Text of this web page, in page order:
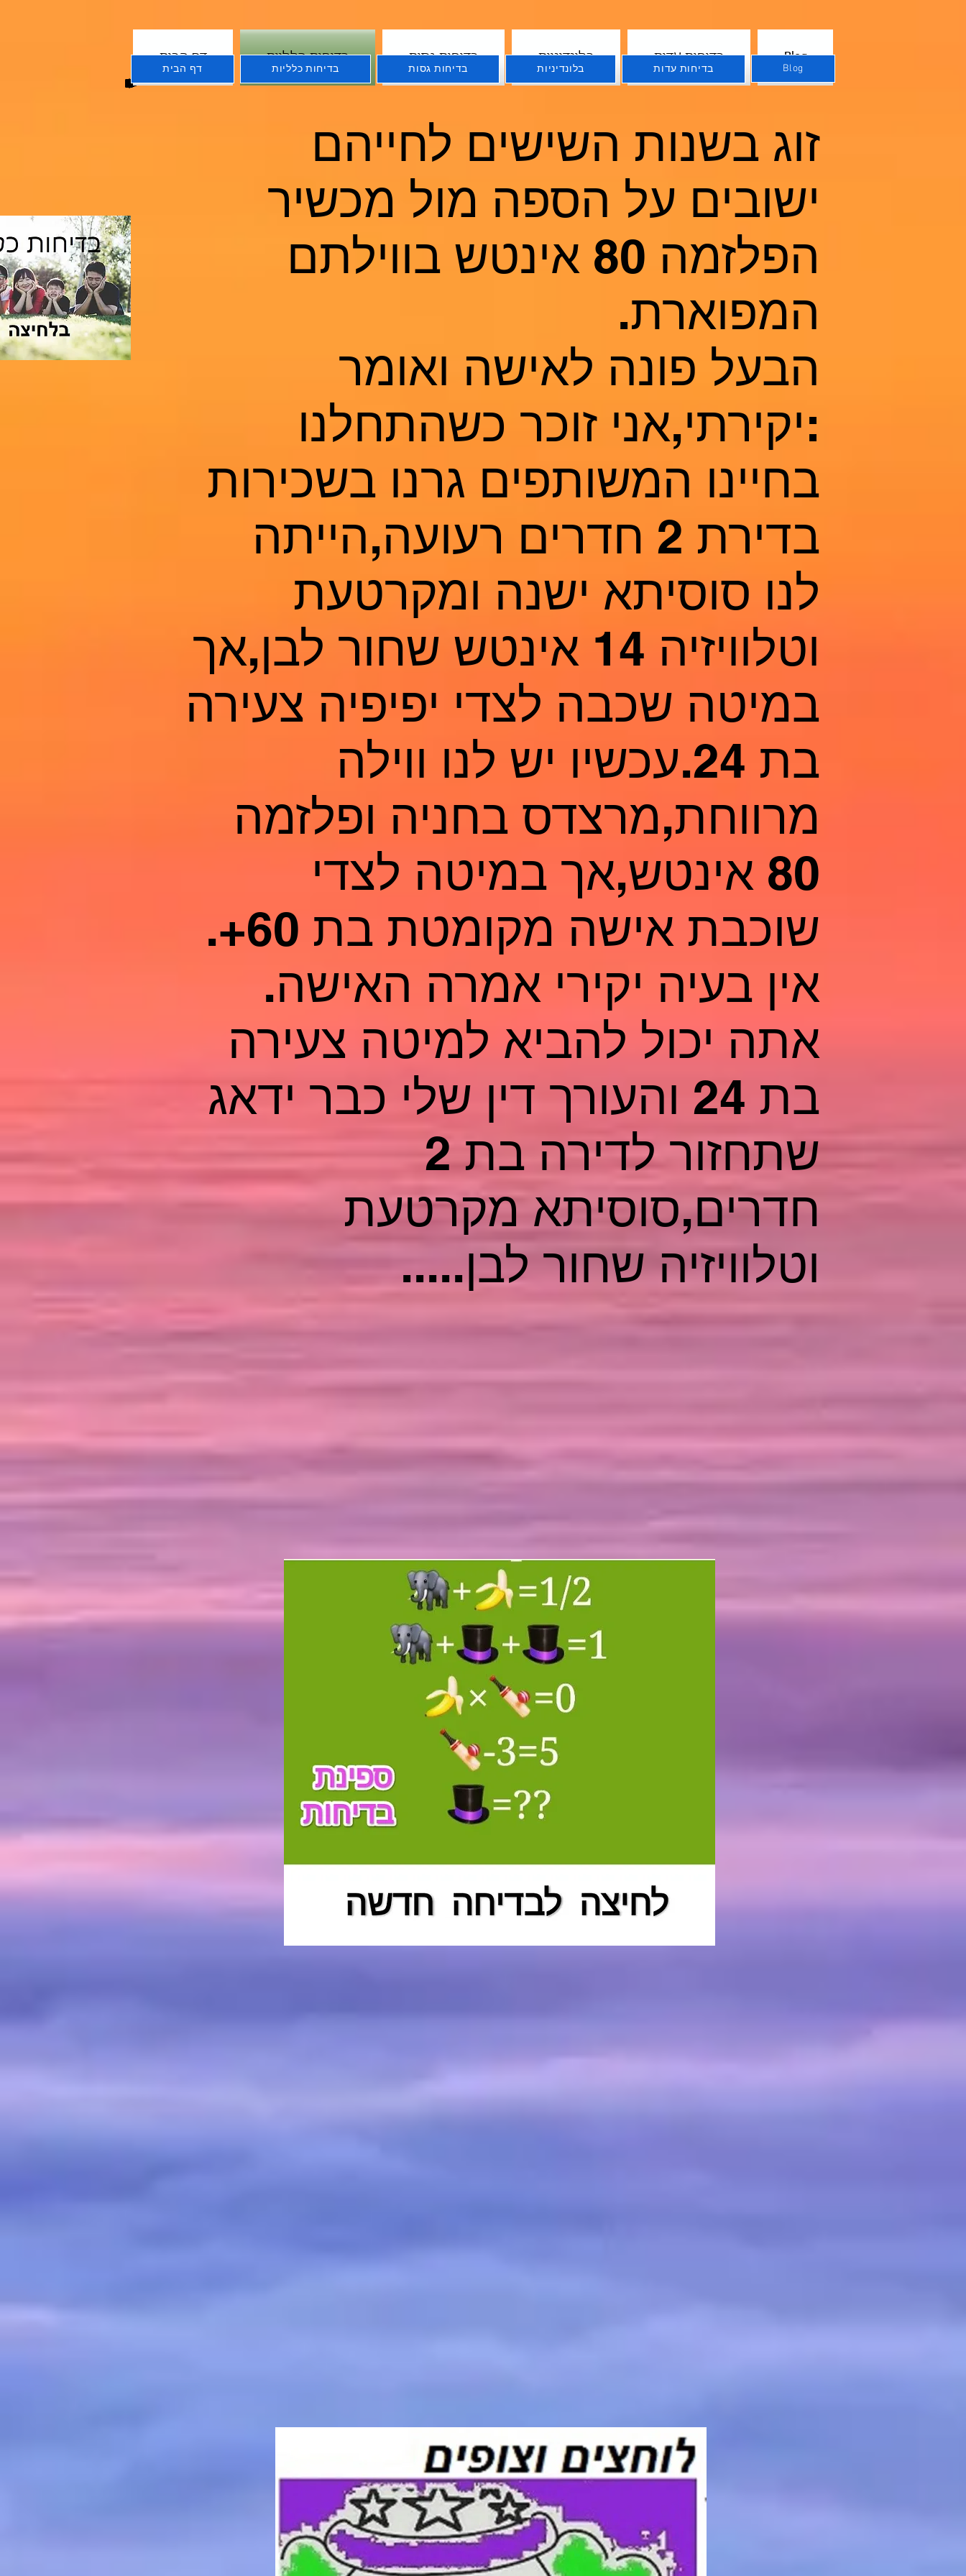
דף הבית בדיחות כלליות בדיחות גסות בלונדיניות בדיחות עדות Blog
זוג בשנות השישים לחייהם
ישובים על הספה מול מכשיר
הפלזמה 80 אינטש בווילתם
המפוארת.
הבעל פונה לאישה ואומר
:יקירתי,אני זוכר כשהתחלנו
בחיינו המשותפים גרנו בשכירות
בדירת 2 חדרים רעועה,הייתה
לנו סוסיתא ישנה ומקרטעת
וטלוויזיה 14 אינטש שחור לבן,אך
במיטה שכבה לצדי יפיפיה צעירה
בת 24.עכשיו יש לנו ווילה
מרווחת,מרצדס בחניה ופלזמה
80 אינטש,אך במיטה לצדי
שוכבת אישה מקומטת בת 60+.
אין בעיה יקירי אמרה האישה.
אתה יכול להביא למיטה צעירה
בת 24 והעורך דין שלי כבר ידאג
שתחזור לדירה בת 2
חדרים,סוסיתא מקרטעת
וטלוויזיה שחור לבן.....
דף הבית בדיחות כלליות בדיחות גסות בלונדיניות בדיחות עדות Blog